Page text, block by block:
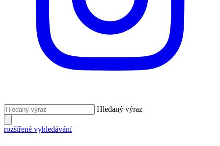
Hledaný výraz
rozšířené vyhledávání